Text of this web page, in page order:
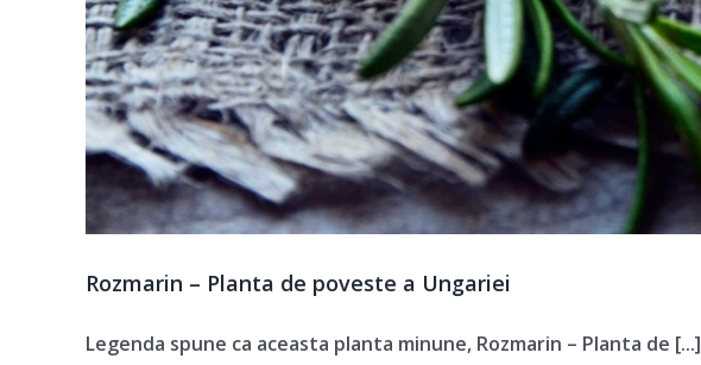
Rozmarin – Planta de poveste a Ungariei
Legenda spune ca aceasta planta minune, Rozmarin – Planta de [...]